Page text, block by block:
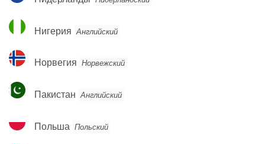
Нигерия
Нигерия Английский
Норвегия
Норвегия Норвежский
Пакистан
Пакистан Английский
Польша
Польша Польский